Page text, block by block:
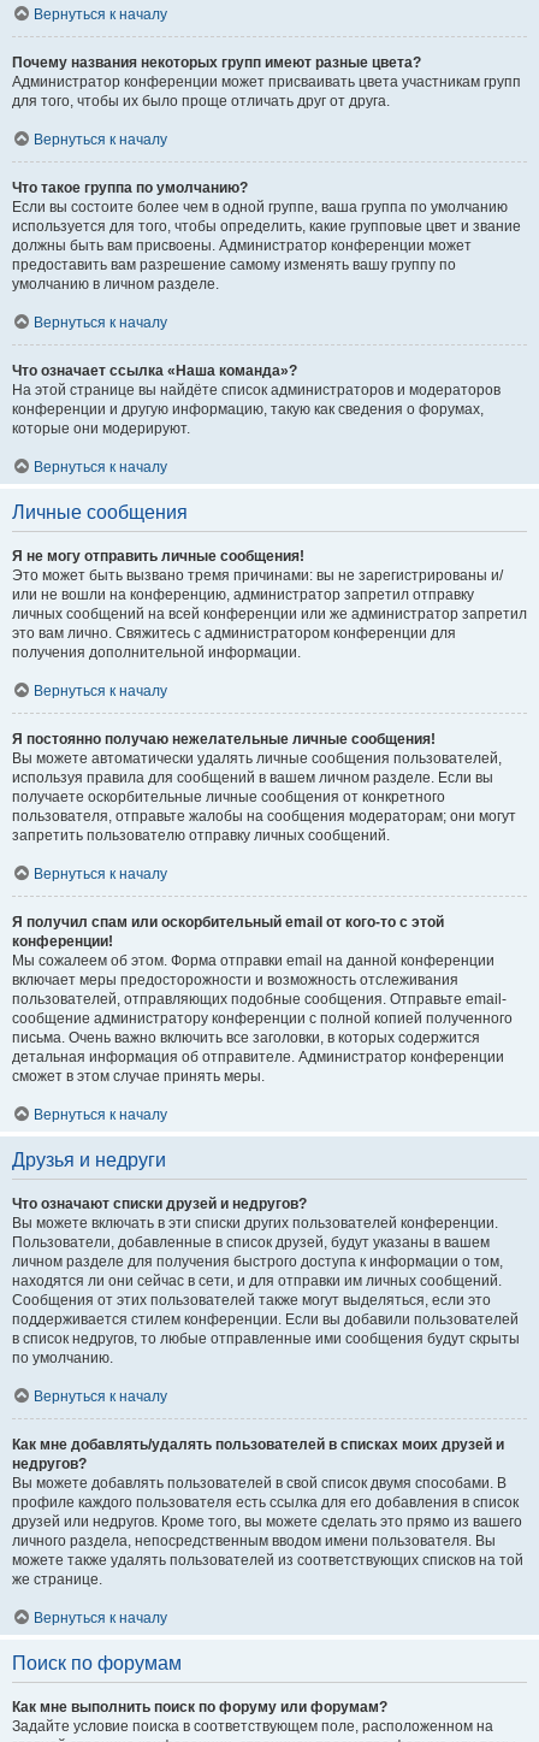
Вернуться к началу
Почему названия некоторых групп имеют разные цвета?
Администратор конференции может присваивать цвета участникам групп
для того, чтобы их было проще отличать друг от друга.
Вернуться к началу
Что такое группа по умолчанию?
Если вы состоите более чем в одной группе, ваша группа по умолчанию
используется для того, чтобы определить, какие групповые цвет и звание
должны быть вам присвоены. Администратор конференции может
предоставить вам разрешение самому изменять вашу группу по
умолчанию в личном разделе.
Вернуться к началу
Что означает ссылка «Наша команда»?
На этой странице вы найдёте список администраторов и модераторов
конференции и другую информацию, такую как сведения о форумах,
которые они модерируют.
Вернуться к началу
Личные сообщения
Я не могу отправить личные сообщения!
Это может быть вызвано тремя причинами: вы не зарегистрированы и/
или не вошли на конференцию, администратор запретил отправку
личных сообщений на всей конференции или же администратор запретил
это вам лично. Свяжитесь с администратором конференции для
получения дополнительной информации.
Вернуться к началу
Я постоянно получаю нежелательные личные сообщения!
Вы можете автоматически удалять личные сообщения пользователей,
используя правила для сообщений в вашем личном разделе. Если вы
получаете оскорбительные личные сообщения от конкретного
пользователя, отправьте жалобы на сообщения модераторам; они могут
запретить пользователю отправку личных сообщений.
Вернуться к началу
Я получил спам или оскорбительный email от кого-то с этой
конференции!
Мы сожалеем об этом. Форма отправки email на данной конференции
включает меры предосторожности и возможность отслеживания
пользователей, отправляющих подобные сообщения. Отправьте email-
сообщение администратору конференции с полной копией полученного
письма. Очень важно включить все заголовки, в которых содержится
детальная информация об отправителе. Администратор конференции
сможет в этом случае принять меры.
Вернуться к началу
Друзья и недруги
Что означают списки друзей и недругов?
Вы можете включать в эти списки других пользователей конференции.
Пользователи, добавленные в список друзей, будут указаны в вашем
личном разделе для получения быстрого доступа к информации о том,
находятся ли они сейчас в сети, и для отправки им личных сообщений.
Сообщения от этих пользователей также могут выделяться, если это
поддерживается стилем конференции. Если вы добавили пользователей
в список недругов, то любые отправленные ими сообщения будут скрыты
по умолчанию.
Вернуться к началу
Как мне добавлять/удалять пользователей в списках моих друзей и
недругов?
Вы можете добавлять пользователей в свой список двумя способами. В
профиле каждого пользователя есть ссылка для его добавления в список
друзей или недругов. Кроме того, вы можете сделать это прямо из вашего
личного раздела, непосредственным вводом имени пользователя. Вы
можете также удалять пользователей из соответствующих списков на той
же странице.
Вернуться к началу
Поиск по форумам
Как мне выполнить поиск по форуму или форумам?
Задайте условие поиска в соответствующем поле, расположенном на